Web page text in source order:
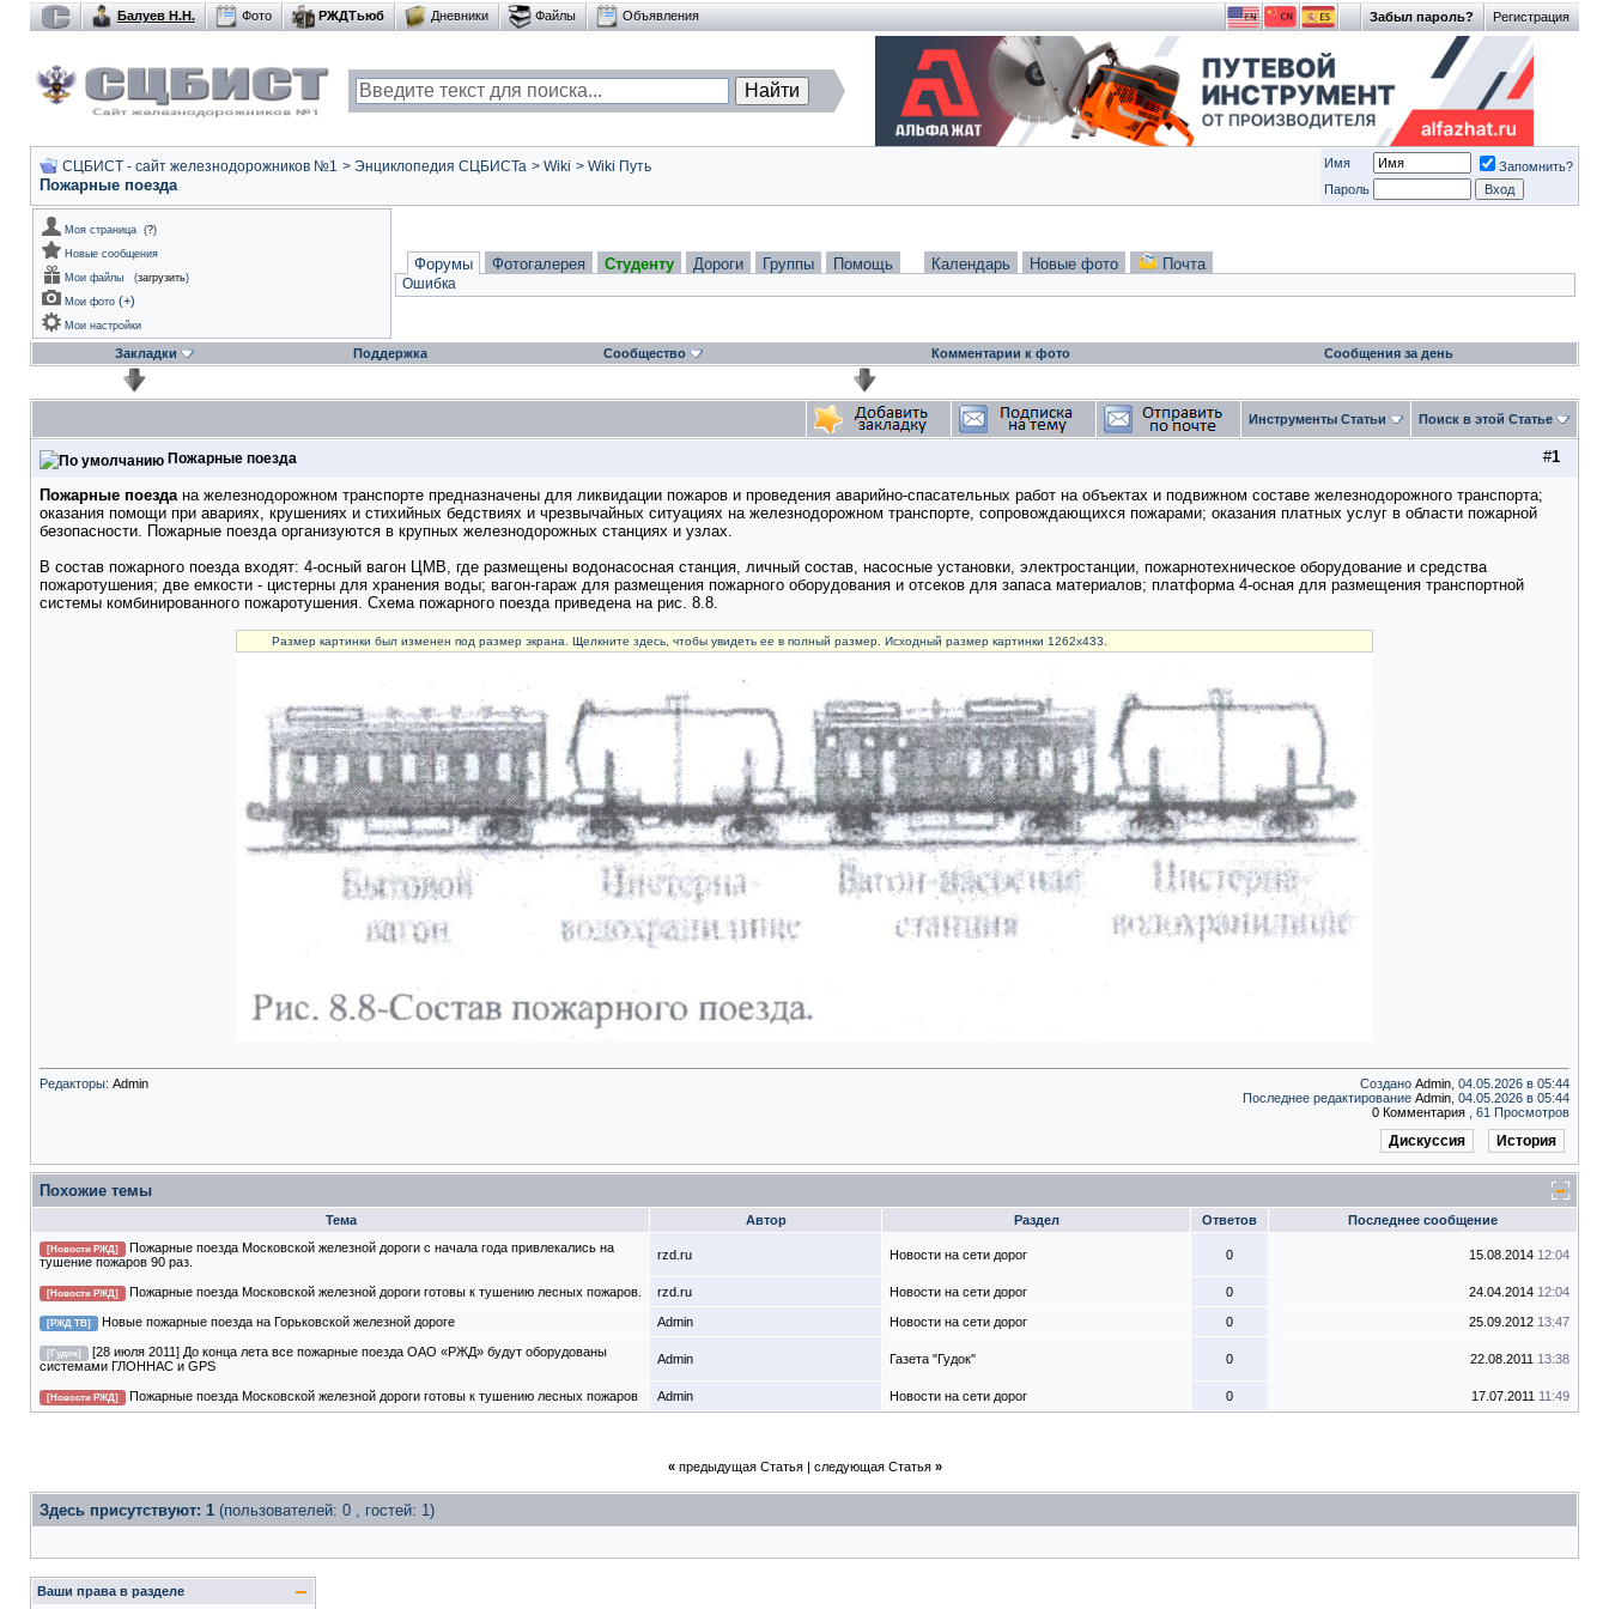
Регистрация
Забыл пароль?
Балуев Н.Н. Фото РЖДТьюб Дневники Файлы Объявления
СЦБИСТ - сайт железнодорожников №1 > Энциклопедия СЦБИСТа > Wiki > Wiki Путь
Пожарные поезда
Имя
Запомнить?
Пароль
Моя страница (?)
Новые сообщения
Мои файлы
(загрузить)
Мои фото (+)
Мои настройки
Форумы Фотогалерея Студенту Дороги Группы Помощь Календарь Новые фото Почта
Ошибка
Закладки Поддержка Сообщество Комментарии к фото Сообщения за день
Инструменты Статьи Поиск в этой Статье
#1
Пожарные поезда
Пожарные поездана железнодорожном транспорте предназначены для ликвидации пожаров и проведения аварийно-спасательных работ на объектах и подвижном составе железнодорожного транспорта;
оказания помощи при авариях, крушениях и стихийных бедствиях и чрезвычайных ситуациях на железнодорожном транспорте, сопровождающихся пожарами; оказания платных услуг в области пожарной
безопасности. Пожарные поезда организуются в крупных железнодорожных станциях и узлах.
В состав пожарного поезда входят: 4-осный вагон ЦМВ, где размещены водонасосная станция, личный состав, насосные установки, электростанции, пожарнотехническое оборудование и средства
пожаротушения; две емкости - цистерны для хранения воды; вагон-гараж для размещения пожарного оборудования и отсеков для запаса материалов; платформа 4-осная для размещения транспортной
системы комбинированного пожаротушения. Схема пожарного поезда приведена на рис. 8.8.
Размер картинки был изменен под размер экрана. Щелкните здесь, чтобы увидеть ее в полный размер. Исходный размер картинки 1262x433.
Редакторы: Admin Создано Admin , 04.05.2026 в 05:44
Последнее редактирование Admin , 04.05.2026 в 05:44
0 Комментария , 61 Просмотров
Дискуссия История
Похожие темы
Тема Автор Раздел Ответов Последнее сообщение
[Новости РЖД]
Пожарные поезда Московской железной дороги с начала года привлекались на
тушение пожаров 90 раз.
rzd.ru Новости на сети дорог 0 15.08.2014 12:04
[Новости РЖД] Пожарные поезда Московской железной дороги готовы к тушению лесных пожаров. rzd.ru Новости на сети дорог 0 24.04.2014 12:04
[РЖД ТВ] Новые пожарные поезда на Горьковской железной дороге Admin Новости на сети дорог 0 25.09.2012 13:47
[Гудок]
[28 июля 2011] До конца лета все пожарные поезда ОАО «РЖД» будут оборудованы
системами ГЛОННАС и GPS
Admin Газета "Гудок" 0 22.08.2011 13:38
[Новости РЖД] Пожарные поезда Московской железной дороги готовы к тушению лесных пожаров Admin Новости на сети дорог 0 17.07.2011 11:49
« предыдущая Статья| следующая Статья »
Здесь присутствуют: 1 (пользователей: 0 , гостей: 1)
Ваши права в разделе